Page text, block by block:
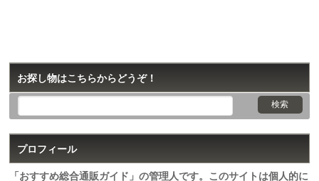
お探し物はこちらからどうぞ！
プロフィール
「おすすめ総合通販ガイド」の管理人です。このサイトは個人的に